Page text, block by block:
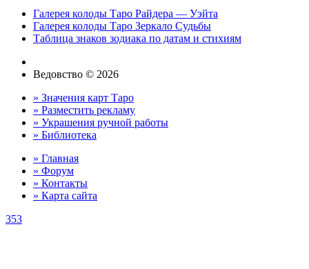
Галерея колоды Таро Райдера — Уэйта
Галерея колоды Таро Зеркало Судьбы
Таблица знаков зодиака по датам и стихиям
Ведовство © 2026
» Значения карт Таро
» Разместить рекламу
» Украшения ручной работы
» Библиотека
» Главная
» Форум
» Контакты
» Карта сайта
353